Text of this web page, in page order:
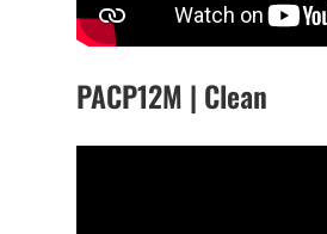
PACP12M | Clean